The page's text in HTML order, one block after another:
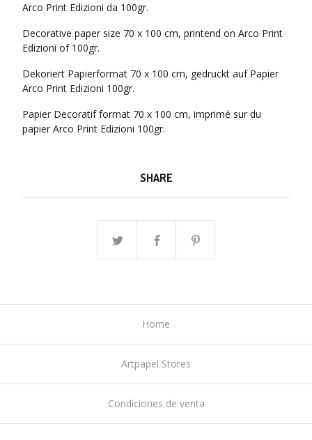
Arco Print Edizioni da 100gr.
Decorative paper size 70 x 100 cm, printend on Arco Print
Edizioni of 100gr.
Dekoriert Papierformat 70 x 100 cm, gedruckt auf Papier
Arco Print Edizioni 100gr.
Papier Decoratif format 70 x 100 cm, imprimé sur du
papier Arco Print Edizioni 100gr.
SHARE
Home
Artpapel Stores
Condiciones de venta